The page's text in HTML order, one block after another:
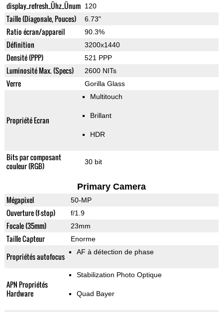
display_refresh_Ühz_Ünum 120
Taille (Diagonale, Pouces) 6.73"
Ratio écran/appareil 90.3%
Définition 3200x1440
Densité (PPP) 521 PPP
Luminosité Max. (Specs) 2600 NITs
Verre Gorilla Glass
Propriété Ecran
Multitouch
Brillant
HDR
Bits par composant
couleur (RGB)
30 bit
Primary Camera
Mégapixel 50-MP
Ouverture (f-stop) f/1.9
Focale (35mm) 23mm
Taille Capteur Enorme
Propriétés autofocus AF à détection de phase
APN Propriétés
Hardware
Stabilization Photo Optique
Quad Bayer